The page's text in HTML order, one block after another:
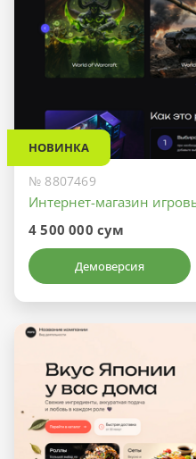
НОВИНКА
№ 8807469
Интернет-магазин
4 500 000 сум
Демоверсия